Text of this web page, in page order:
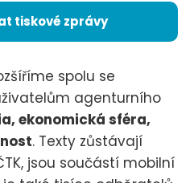
tiskové zprávy
spolu se
agenturního
ekonomická sféra,
. Texty zůstávají
jsou součástí mobilní